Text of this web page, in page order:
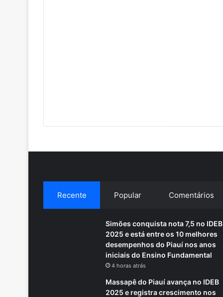
Recente Popular Comentários
Simões conquista nota 7,5 no IDEB
2025 e está entre os 10 melhores
desempenhos do Piauí nos anos
iniciais do Ensino Fundamental
4 horas atrás
Massapê do Piauí avança no IDEB
2025 e registra crescimento nos